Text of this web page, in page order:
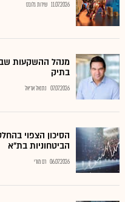
11.07.2026 שירות גלובס
מנהל ההשקעות
בתיק
07.07.2026 נתנאל אריאל
הסיכון הצפוי
הביטחוניות בת"א
06.07.2026 רם מורי